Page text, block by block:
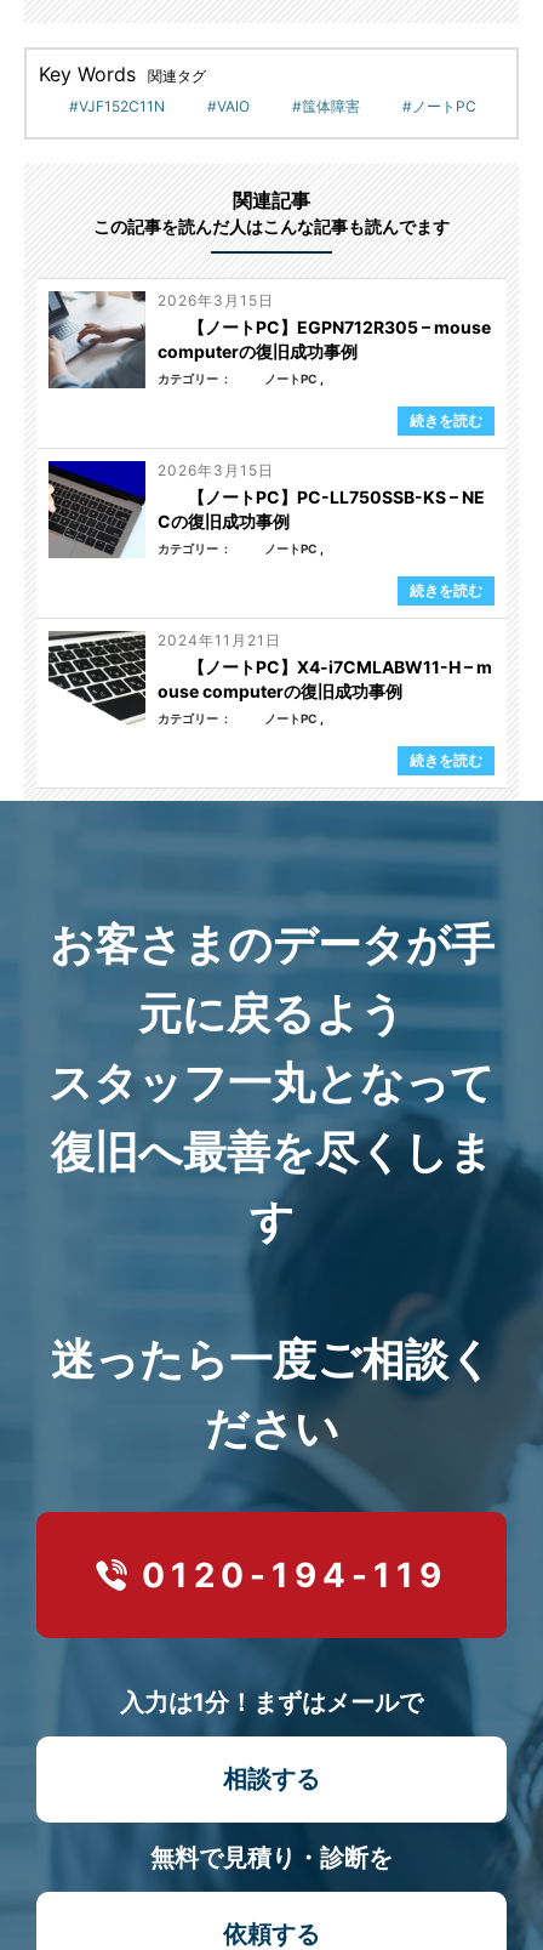
Key Words
関連タグ
VJF152C11N
VAIO 筺体障害 ノートPC
関連記事
この記事を読んだ人はこんな記事も読んでます
2026年3月15日
【ノートPC】EGPN712R305 – mouse
computerの復旧成功事例
カテゴリー ノートPC
続きを読む
2026年3月15日
【ノートPC】PC-LL750SSB-KS – NE
Cの復旧成功事例
カテゴリー ノートPC
続きを読む
2024年11月21日
【ノートPC】X4-i7CMLABW11-H – m
ouse computerの復旧成功事例
カテゴリー ノートPC
続きを読む
お客さまのデータが手
元に戻るよう
スタッフ一丸となって
復旧へ最善を尽くしま
す
迷ったら一度ご相談く
ださい
0120-194-119
入力は1分！まずはメールで
相談する
無料で見積り・診断を
依頼する